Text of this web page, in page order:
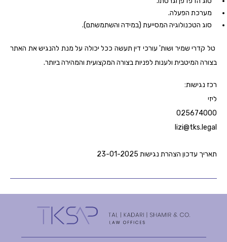
מערכת הפעלה.
סוג הטכנולוגיה המסייעת (במידה והשתמשתם).
טל קדרי שמיר ושות' עורכי דין תעשה ככל יכולה על מנת להנגיש את האתר
בצורה המיטבית ולענות לפניות בצורה המקצועית והמהירה ביותר.
רכז נגישות:
ליזי
025674000
lizi@tks.legal
תאריך עדכון הצהרת נגישות 23-01-2025